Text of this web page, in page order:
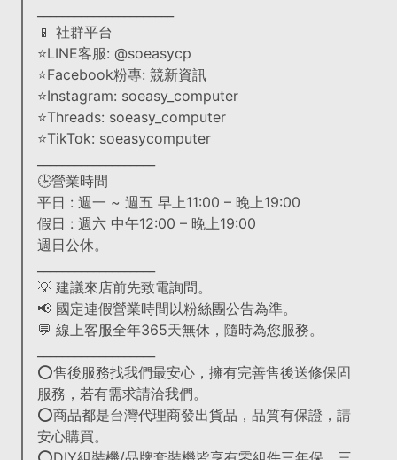
📱 社群平台
⭐LINE客服: @soeasycp
⭐Facebook粉專: 競新資訊
⭐Instagram: soeasy_computer
⭐Threads: soeasy_computer
⭐TikTok: soeasycomputer
🕒營業時間
平日 : 週一 ~ 週五 早上11:00 – 晚上19:00
假日 : 週六 中午12:00 – 晚上19:00
週日公休。
💡 建議來店前先致電詢問。
📢 國定連假營業時間以粉絲團公告為準。
💬 線上客服全年365天無休，隨時為您服務。
⭕售後服務找我們最安心，擁有完善售後送修保固
服務，若有需求請洽我們。
⭕商品都是台灣代理商發出貨品，品質有保證，請
安心購買。